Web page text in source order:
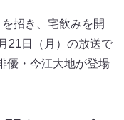
招き、宅飲みを開
21日（月）の放送で
優・今江大地が登場